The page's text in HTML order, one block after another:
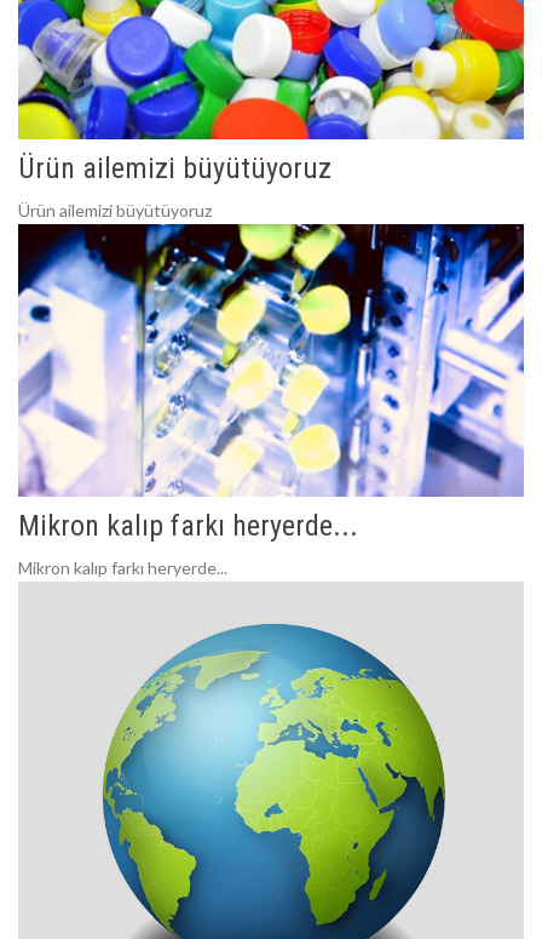
Ürün ailemizi büyütüyoruz
Ürün ailemizi büyütüyoruz
Mikron kalıp farkı heryerde...
Mikron kalıp farkı heryerde...